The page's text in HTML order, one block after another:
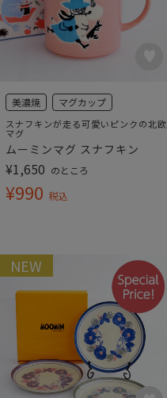
美濃焼 マグカップ
スナフキンが走る可愛いピンクの北欧
マグ
ムーミンマグ スナフキン
¥1,650 のところ
¥990 税込
NEW